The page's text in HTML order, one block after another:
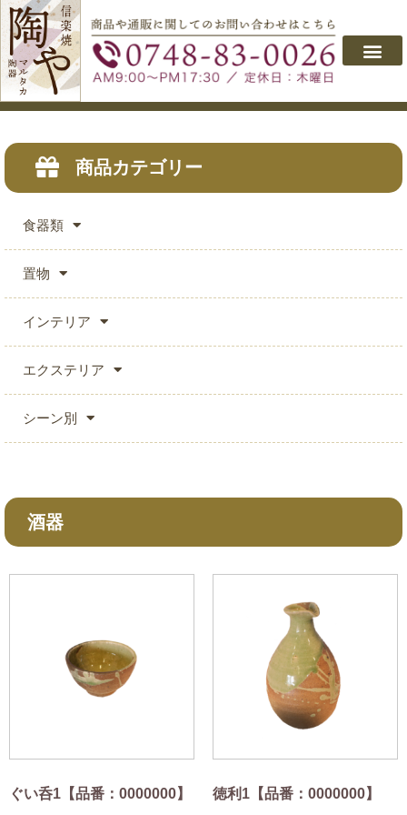
商品カテゴリー
食器類
置物
インテリア
エクステリア
シーン別
酒器
ぐい呑1【品番：0000000】 徳利1【品番：0000000】